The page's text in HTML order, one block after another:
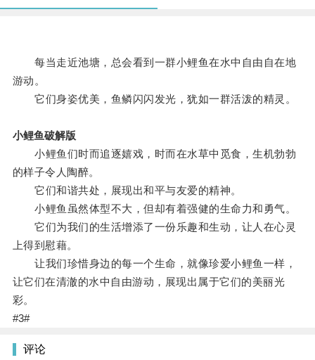
每当走近池塘，总会看到一群小鲤鱼在水中自由自在地
游动。
它们身姿优美，鱼鳞闪闪发光，犹如一群活泼的精灵。
小鲤鱼破解版
小鲤鱼们时而追逐嬉戏，时而在水草中觅食，生机勃勃
的样子令人陶醉。
它们和谐共处，展现出和平与友爱的精神。
小鲤鱼虽然体型不大，但却有着强健的生命力和勇气。
它们为我们的生活增添了一份乐趣和生动，让人在心灵
上得到慰藉。
让我们珍惜身边的每一个生命，就像珍爱小鲤鱼一样，
让它们在清澈的水中自由游动，展现出属于它们的美丽光
彩。
#3#
评论